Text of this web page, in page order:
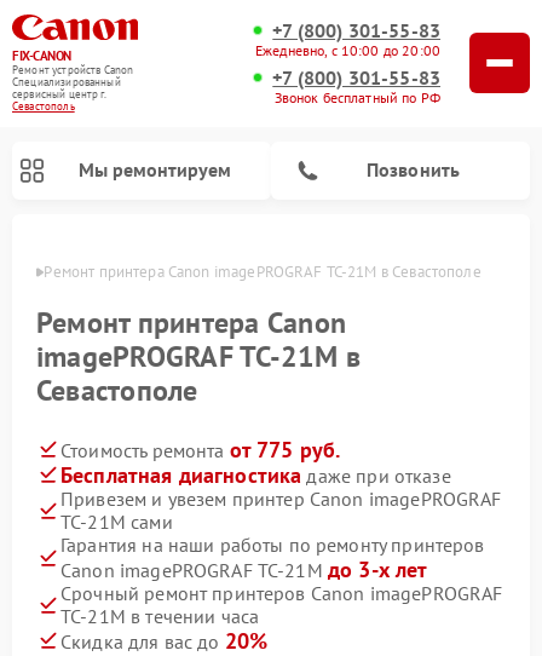
FIX-CANON
Ремонт устройств Canon
Специализированный
cервисный центр г.
Севастополь
+7 (800) 301-55-83
Ежедневно, с 10:00 до 20:00
+7 (800) 301-55-83
Звонок бесплатный по РФ
Мы ремонтируем Позвонить
Ремонт принтера Canon imagePROGRAF TC‑21M в Севастополе
Ремонт принтера Canon
imagePROGRAF TC‑21M в
Севастополе
Стоимость ремонта от 775 руб.
Бесплатная диагностика даже при отказе
Привезем и увезем принтер Canon imagePROGRAF
TC‑21M сами
Гарантия на наши работы по ремонту принтеров
Canon imagePROGRAF TC‑21M до 3-х лет
Срочный ремонт принтеров Canon imagePROGRAF
TC‑21M в течении часа
Скидка для вас до 20%